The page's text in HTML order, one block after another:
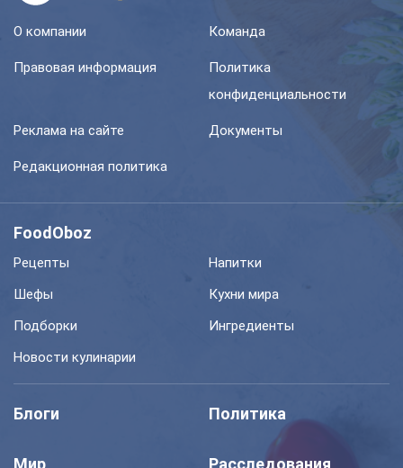
О компании Команда
Правовая информация
Политика
конфиденциальности
Реклама на сайте Документы
Редакционная политика
FoodOboz
Рецепты
Напитки
Шефы
Кухни мира
Подборки
Ингредиенты
Новости кулинарии
Блоги Политика
Мир Расследования